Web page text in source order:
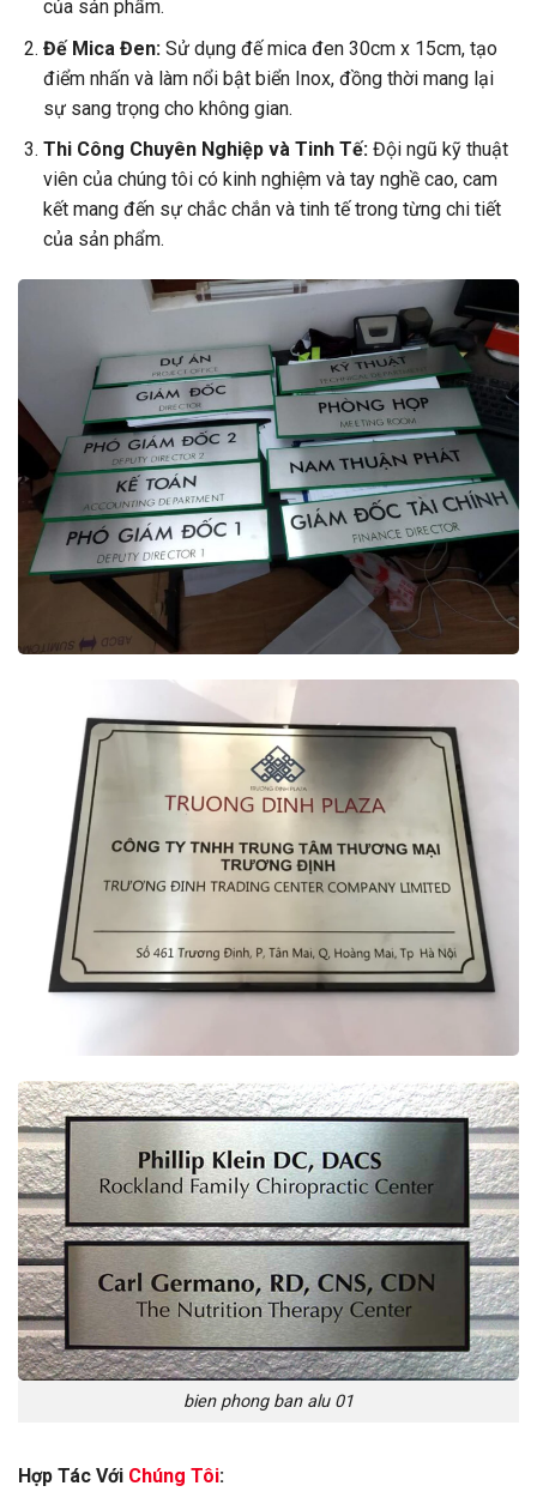
của sản phẩm.
Đế Mica Đen:Sử dụng đế mica đen 30cm x 15cm, tạo
điểm nhấn và làm nổi bật biển Inox, đồng thời mang lại
sự sang trọng cho không gian.
Thi Công Chuyên Nghiệp và Tinh Tế:Đội ngũ kỹ thuật
viên của chúng tôi có kinh nghiệm và tay nghề cao, cam
kết mang đến sự chắc chắn và tinh tế trong từng chi tiết
của sản phẩm.
bien phong ban alu 01
Hợp Tác Với Chúng Tôi: